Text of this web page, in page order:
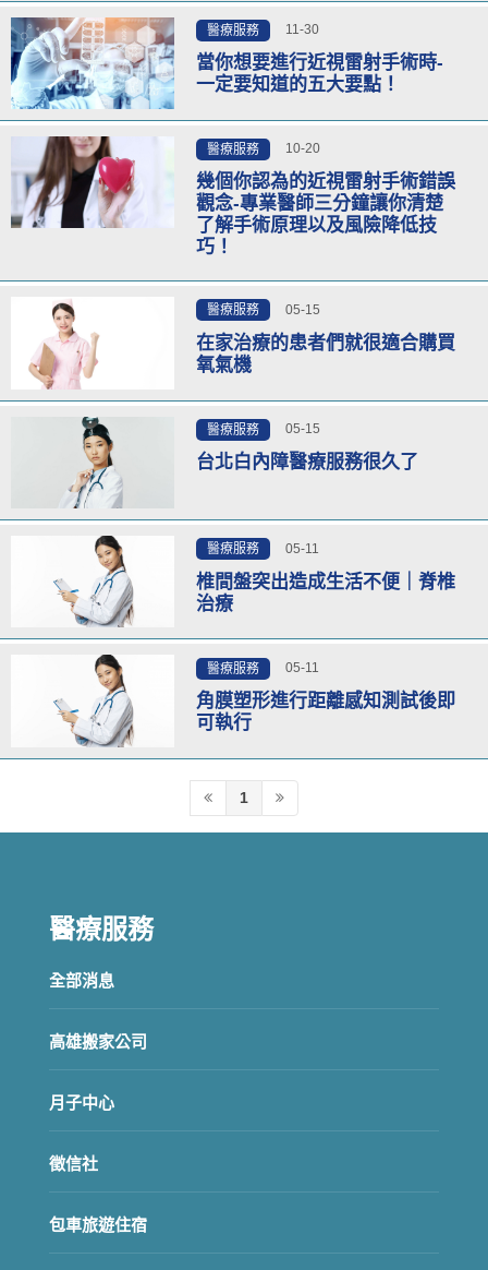
醫療服務
全部消息
高雄搬家公司
月子中心
徵信社
包車旅遊住宿
醫療服務 11-30
當你想要進行近視雷射手術時-
一定要知道的五大要點！
醫療服務 10-20
幾個你認為的近視雷射手術錯誤
觀念-專業醫師三分鐘讓你清楚
了解手術原理以及風險降低技
巧！
醫療服務 05-15
在家治療的患者們就很適合購買
氧氣機
醫療服務 05-15
台北白內障醫療服務很久了
醫療服務 05-11
椎間盤突出造成生活不便｜脊椎
治療
醫療服務 05-11
角膜塑形進行距離感知測試後即
可執行
1